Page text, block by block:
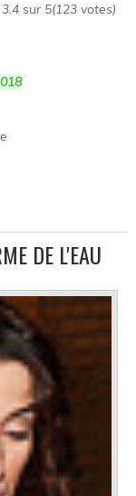
3.4 sur 5(123 votes)
DE L'EAU